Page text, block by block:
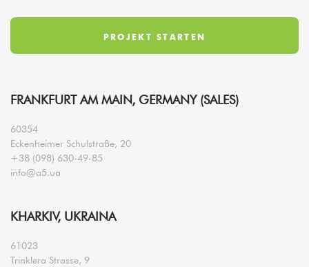
FRANKFURT AM MAIN, GERMANY (SALES)
60354
Eckenheimer Schulstraße, 20
+38 (098) 630-49-85
info@a5.ua
KHARKIV, UKRAINA
61023
Trinklera Strasse, 9